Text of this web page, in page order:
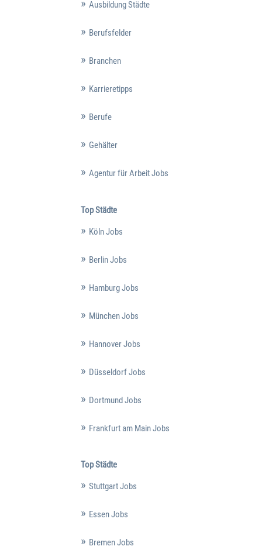
Ausbildung Städte
Berufsfelder
Branchen
Karrieretipps
Berufe
Gehälter
Agentur für Arbeit Jobs
Top Städte
Köln Jobs
Berlin Jobs
Hamburg Jobs
München Jobs
Hannover Jobs
Düsseldorf Jobs
Dortmund Jobs
Frankfurt am Main Jobs
Top Städte
Stuttgart Jobs
Essen Jobs
Bremen Jobs